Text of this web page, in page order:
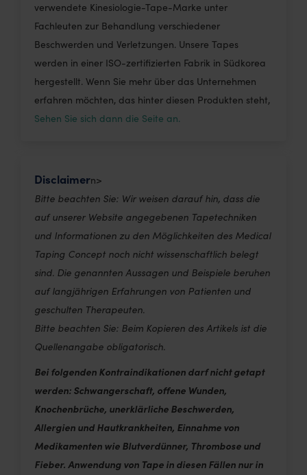
verwendete Kinesiologie-Tape-Marke unter
Fachleuten zur Behandlung verschiedener
Beschwerden und Verletzungen. Unsere Tapes
werden in einer ISO-zertifizierten Fabrik in Südkorea
hergestellt. Wenn Sie mehr über das Unternehmen
erfahren möchten, das hinter diesen Produkten steht,
Sehen Sie sich dann die Seite an.
Disclaimern>
Bitte beachten Sie: Wir weisen darauf hin, dass die
auf unserer Website angegebenen Tapetechniken
und Informationen zu den Möglichkeiten des Medical
Taping Concept noch nicht wissenschaftlich belegt
sind. Die genannten Aussagen und Beispiele beruhen
auf langjährigen Erfahrungen von Patienten und
geschulten Therapeuten.
Bitte beachten Sie: Beim Kopieren des Artikels ist die
Quellenangabe obligatorisch.
Bei folgenden Kontraindikationen darf nicht getapt
werden: Schwangerschaft, offene Wunden,
Knochenbrüche, unerklärliche Beschwerden,
Allergien und Hautkrankheiten, Einnahme von
Medikamenten wie Blutverdünner, Thrombose und
Fieber. Anwendung von Tape in diesen Fällen nur in